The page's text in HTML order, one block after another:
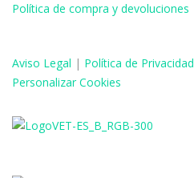
Política de compra y devoluciones
Aviso Legal | Política de Privacidad
Personalizar Cookies